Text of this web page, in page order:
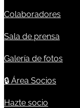
Colaboradores
Sala de prensa
Galería de fotos
🔒 Área Socios
Hazte socio